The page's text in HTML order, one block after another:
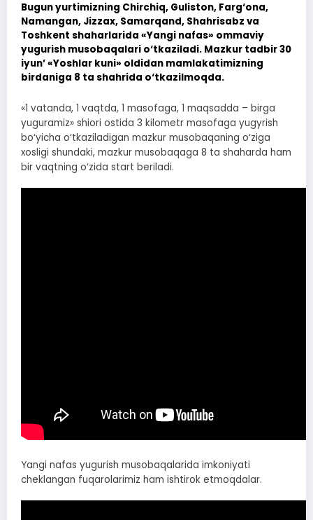
Bugun yurtimizning Chirchiq, Guliston, Farg‘ona,
Namangan, Jizzax, Samarqand, Shahrisabz va
Toshkent shaharlarida «Yangi nafas» ommaviy
yugurish musobaqalari o‘tkaziladi. Mazkur tadbir 30
iyun’ «Yoshlar kuni» oldidan mamlakatimizning
birdaniga 8 ta shahrida o‘tkazilmoqda.
«1 vatanda, 1 vaqtda, 1 masofaga, 1 maqsadda – birga
yuguramiz» shiori ostida 3 kilometr masofaga yugyrish
bo‘yicha o‘tkaziladigan mazkur musobaqaning o‘ziga
xosligi shundaki, mazkur musobaqaga 8 ta shaharda ham
bir vaqtning o‘zida start beriladi.
Yangi nafas yugurish musobaqalarida imkoniyati
cheklangan fuqarolarimiz ham ishtirok etmoqdalar.